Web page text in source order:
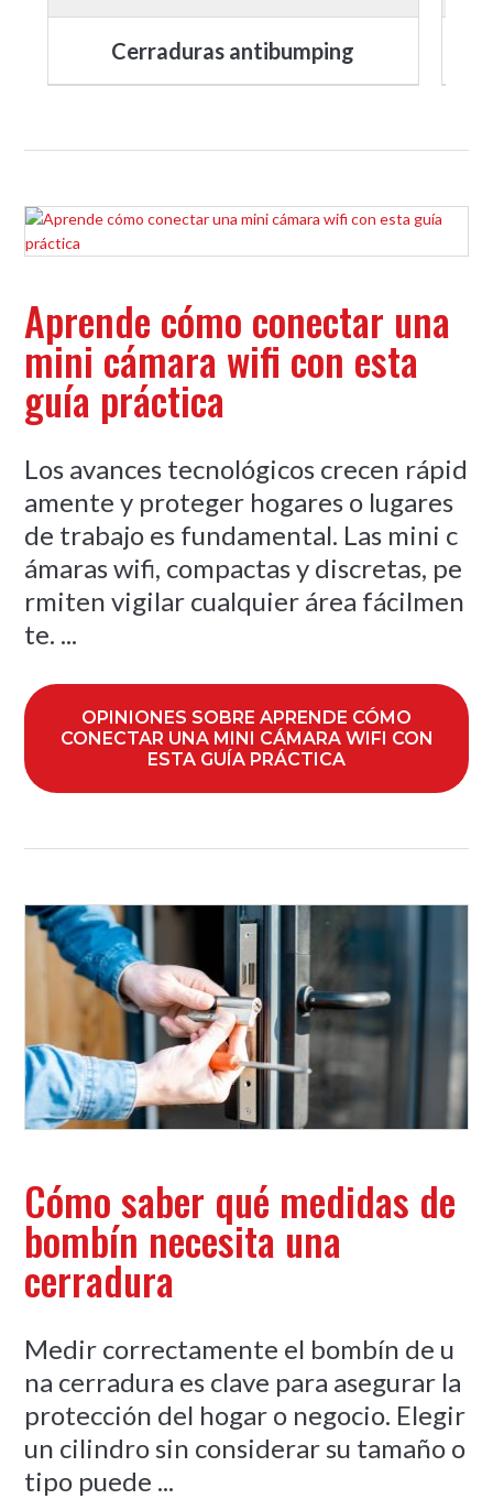
Cerraduras antibumping
Aprende cómo conectar una
mini cámara wifi​ con esta
guía práctica
Los avances tecnológicos crecen rápid
amente y proteger hogares o lugares
de trabajo es fundamental. Las mini c
ámaras wifi, compactas y discretas, pe
rmiten vigilar cualquier área fácilmen
te. ...
OPINIONES SOBRE APRENDE CÓMO
CONECTAR UNA MINI CÁMARA WIFI​ CON
ESTA GUÍA PRÁCTICA
Cómo saber qué medidas de
bombín necesita una
cerradura
Medir correctamente el bombín de u
na cerradura es clave para asegurar la
protección del hogar o negocio. Elegir
un cilindro sin considerar su tamaño o
tipo puede ...